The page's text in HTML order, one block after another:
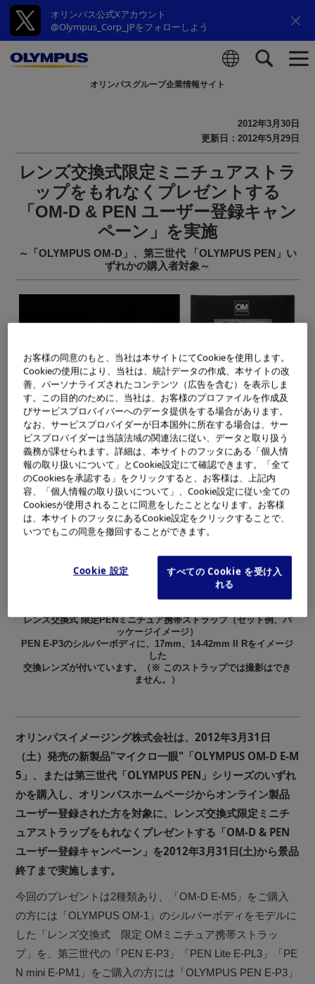
オリンパス公式Xアカウント
@Olympus_Corp_JPをフォローしよう
オリンパスグループ企業情報サイト
2012年3月30日
更新日：2012年5月29日
レンズ交換式限定ミニチュアストラ
ップをもれなくプレゼントする
「OM-D & PEN ユーザー登録キャン
ペーン」を実施
～「OLYMPUS OM-D」、第三世代 「OLYMPUS PEN」い
ずれかの購入者対象～
レンズ交換式 限定OMミニチュア携帯ストラップ（セット例、パッ
ケージイメージ）
OM-1のシルバーボディに、50mmF1.4、90mmF2 Macroをイメー
ジした
交換レンズが付いています。（※ このストラップでは撮影はでき
ません。）
レンズ交換式 限定PENミニチュア携帯ストラップ（セット例、パ
ッケージイメージ）
PEN E-P3のシルバーボディに、17mm、14-42mm II Rをイメージ
した
交換レンズが付いています。（※ このストラップでは撮影はでき
ません。）
オリンパスイメージング株式会社は、2012年3月31日
（土）発売の新製品"マイクロ一眼"「OLYMPUS OM-D E-M
5」、または第三世代「OLYMPUS PEN」シリーズのいずれ
かを購入し、オリンパスホームページからオンライン製品
ユーザー登録された方を対象に、レンズ交換式限定ミニチ
ュアストラップをもれなくプレゼントする「OM-D & PEN
ユーザー登録キャンペーン」を2012年3月31日(土)から景品
終了まで実施します。
今回のプレゼントは2種類あり、「OM-D E-M5」をご購入
の方には「OLYMPUS OM-1」のシルバーボディをモデルに
した「レンズ交換式 限定 OMミニチュア携帯ストラッ
プ」を、第三世代の「PEN E-P3」「PEN Lite E-PL3」「PE
N mini E-PM1」をご購入の方には「OLYMPUS PEN E-P3」
お客様の同意のもと、当社は本サイトにてCookieを使用します。
Cookieの使用により、当社は、統計データの作成、本サイトの改
善、パーソナライズされたコンテンツ（広告を含む）を表示しま
す。この目的のために、当社は、お客様のプロファイルを作成及
びサービスプロバイバーへのデータ提供をする場合があります。
なお、サービスプロバイダーが日本国外に所在する場合は、サー
ビスプロバイダーは当該法域の関連法に従い、データと取り扱う
義務が課せられます。詳細は、本サイトのフッタにある「個人情
報の取り扱いについて」とCookie設定にて確認できます。「全て
のCookiesを承認する」をクリックすると、お客様は、上記内
容、「個人情報の取り扱いについて」、Cookie設定に従い全ての
Cookiesが使用されることに同意をしたこととなります。お客様
は、本サイトのフッタにあるCookie設定をクリックすることで、
いつでもこの同意を撤回することができます。
Cookie 設定
すべての Cookie を受け入
れる